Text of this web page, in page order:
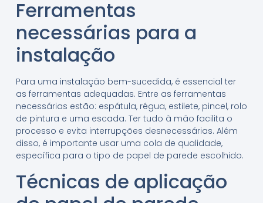
Ferramentas
necessárias para a
instalação
Para uma instalação bem-sucedida, é essencial ter
as ferramentas adequadas. Entre as ferramentas
necessárias estão: espátula, régua, estilete, pincel, rolo
de pintura e uma escada. Ter tudo à mão facilita o
processo e evita interrupções desnecessárias. Além
disso, é importante usar uma cola de qualidade,
específica para o tipo de papel de parede escolhido.
Técnicas de aplicação